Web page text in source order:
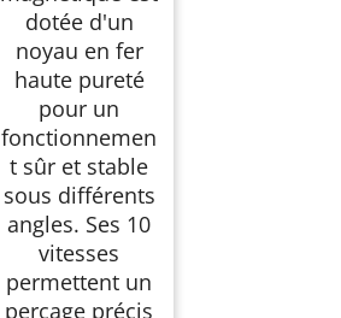
dotée d'un
noyau en fer
haute pureté
pour un
fonctionnemen
t sûr et stable
sous différents
angles. Ses 10
vitesses
permettent un
perçage précis